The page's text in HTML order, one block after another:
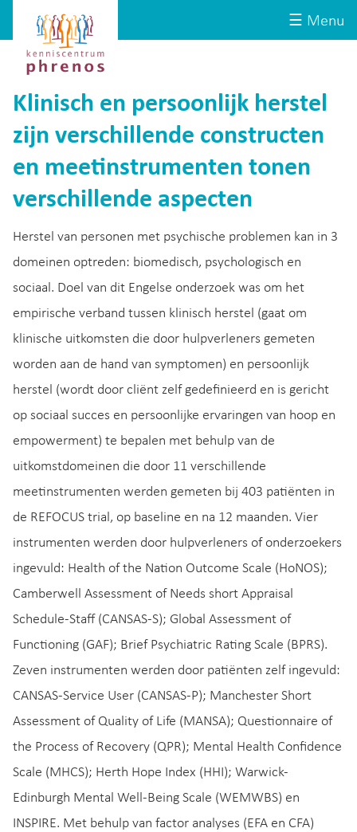
☰ Menu
Kenniscentrum
Phrenos
website
Klinisch en persoonlijk herstel
zijn verschillende constructen
en meetinstrumenten tonen
verschillende aspecten
Herstel van personen met psychische problemen kan in 3
domeinen optreden: biomedisch, psychologisch en
sociaal. Doel van dit Engelse onderzoek was om het
empirische verband tussen klinisch herstel (gaat om
klinische uitkomsten die door hulpverleners gemeten
worden aan de hand van symptomen) en persoonlijk
herstel (wordt door cliënt zelf gedefinieerd en is gericht
op sociaal succes en persoonlijke ervaringen van hoop en
empowerment) te bepalen met behulp van de
uitkomstdomeinen die door 11 verschillende
meetinstrumenten werden gemeten bij 403 patiënten in
de REFOCUS trial, op baseline en na 12 maanden. Vier
instrumenten werden door hulpverleners of onderzoekers
ingevuld: Health of the Nation Outcome Scale (HoNOS);
Camberwell Assessment of Needs short Appraisal
Schedule-Staff (CANSAS-S); Global Assessment of
Functioning (GAF); Brief Psychiatric Rating Scale (BPRS).
Zeven instrumenten werden door patiënten zelf ingevuld:
CANSAS-Service User (CANSAS-P); Manchester Short
Assessment of Quality of Life (MANSA); Questionnaire of
the Process of Recovery (QPR); Mental Health Confidence
Scale (MHCS); Herth Hope Index (HHI); Warwick-
Edinburgh Mental Well-Being Scale (WEMWBS) en
INSPIRE. Met behulp van factor analyses (EFA en CFA)